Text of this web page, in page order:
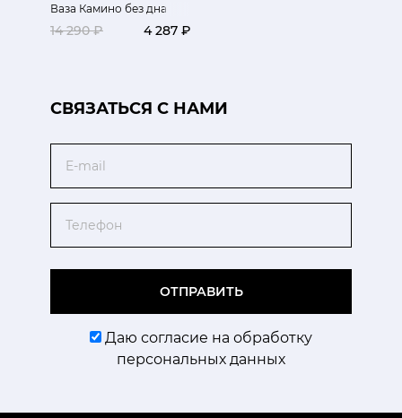
Ваза Камино без дна
14 290 ₽ 4 287 ₽
CВЯЗАТЬСЯ С НАМИ
ОТПРАВИТЬ
Даю согласие на обработку
персональных данных